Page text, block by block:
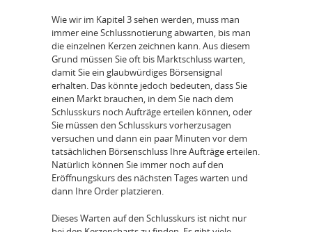
Wie wir im Kapitel 3 sehen werden, muss man
immer eine Schlussnotierung abwarten, bis man
die einzelnen Kerzen zeichnen kann. Aus diesem
Grund müssen Sie oft bis Marktschluss warten,
damit Sie ein glaubwürdiges Börsensignal
erhalten. Das könnte jedoch bedeuten, dass Sie
einen Markt brauchen, in dem Sie nach dem
Schlusskurs noch Aufträge erteilen können, oder
Sie müssen den Schlusskurs vorherzusagen
versuchen und dann ein paar Minuten vor dem
tatsächlichen Börsenschluss Ihre Aufträge erteilen.
Natürlich können Sie immer noch auf den
Eröffnungskurs des nächsten Tages warten und
dann Ihre Order platzieren.
Dieses Warten auf den Schlusskurs ist nicht nur